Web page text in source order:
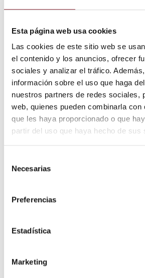
Esta página web usa cookies
Las cookies de este sitio web se
el contenido y los anuncios, ofrecer
sociales y analizar el tráfico.
información sobre el uso que haga
nuestros partners de redes sociales,
web, quienes pueden combinarla con
que les haya proporcionado o que
partir del uso que haya hecho de sus
Necesarias
Preferencias
Estadística
Marketing
Envío gratis
Pago seguro
Entrega 24/72h
DESCUBRE NUESTRA